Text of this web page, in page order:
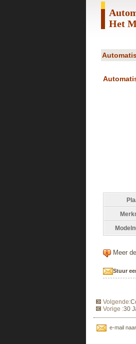
Het
Meer
Stuur
Volgende:
Vorige :30
e-mail